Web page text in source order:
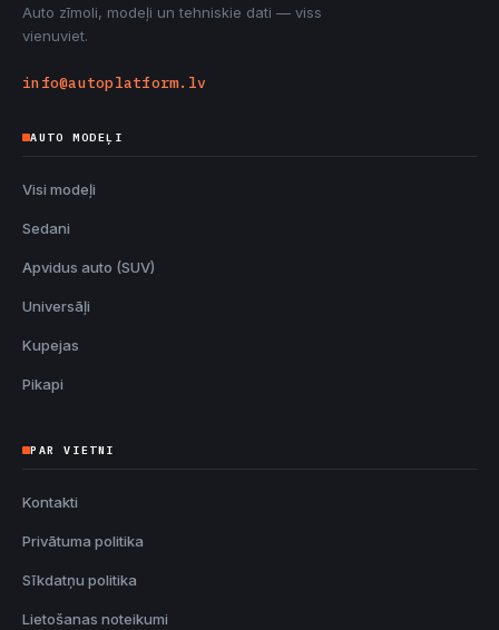
Auto zīmoli, modeļi un tehniskie dati — viss
vienuviet.
info@autoplatform.lv
AUTO MODEĻI
Visi modeļi
Sedani
Apvidus auto (SUV)
Universāļi
Kupejas
Pikapi
PAR VIETNI
Kontakti
Privātuma politika
Sīkdatņu politika
Lietošanas noteikumi